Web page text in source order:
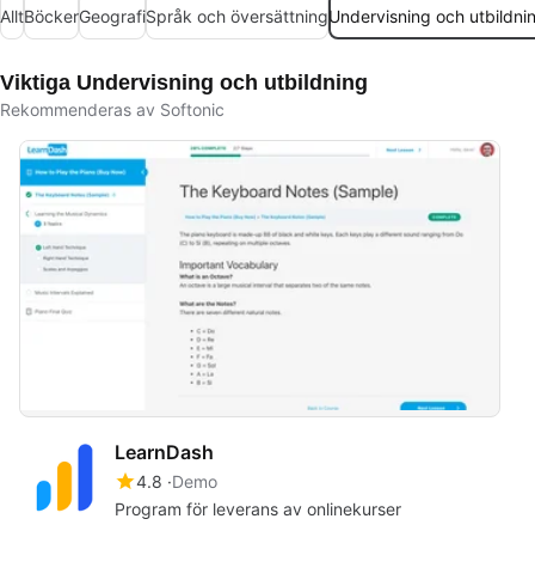
AlltBöckerGeografiSpråk och översättningUndervisning och
Viktiga Undervisning och utbildning
Rekommenderas av Softonic
LearnDash
4.8 Demo
Program för leverans av onlinekurser